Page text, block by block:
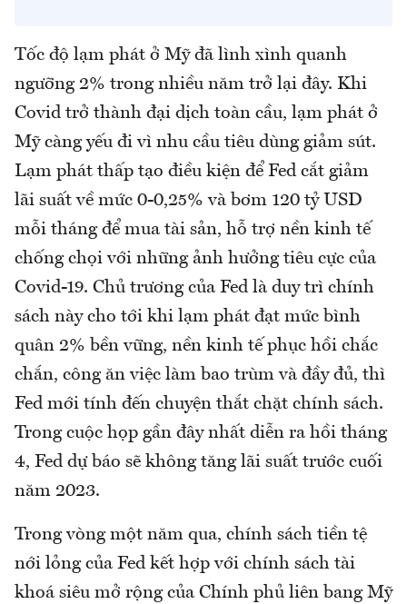
Tốc độ lạm phát ở Mỹ đã lình xình quanh
ngưỡng 2% trong nhiều năm trở lại đây. Khi
Covid trở thành đại dịch toàn cầu, lạm phát ở
Mỹ càng yếu đi vì nhu cầu tiêu dùng giảm sút.
Lạm phát thấp tạo điều kiện để Fed cắt giảm
lãi suất về mức 0-0,25% và bơm 120 tỷ USD
mỗi tháng để mua tài sản, hỗ trợ nền kinh tế
chống chọi với những ảnh hưởng tiêu cực của
Covid-19. Chủ trương của Fed là duy trì chính
sách này cho tới khi lạm phát đạt mức bình
quân 2% bền vững, nền kinh tế phục hồi chắc
chắn, công ăn việc làm bao trùm và đầy đủ, thì
Fed mới tính đến chuyện thắt chặt chính sách.
Trong cuộc họp gần đây nhất diễn ra hồi tháng
4, Fed dự báo sẽ không tăng lãi suất trước cuối
năm 2023.
Trong vòng một năm qua, chính sách tiền tệ
nới lỏng của Fed kết hợp với chính sách tài
khoá siêu mở rộng của Chính phủ liên bang Mỹ